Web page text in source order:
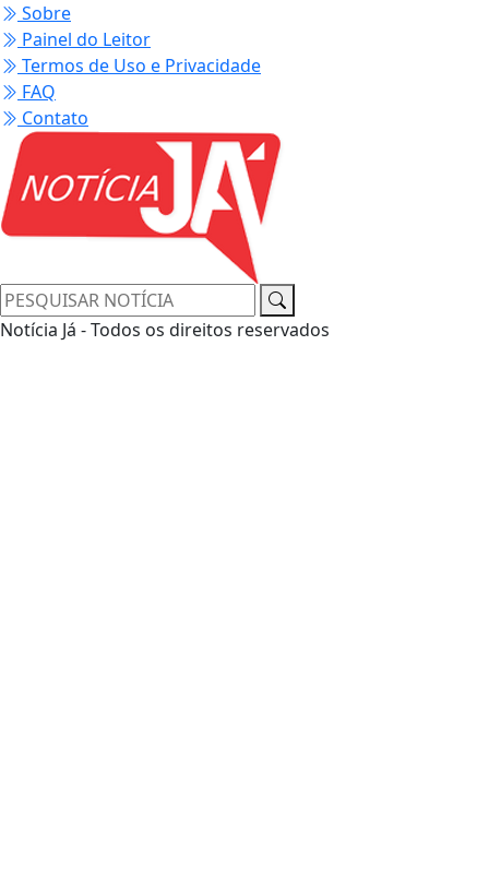
Sobre
Painel do Leitor
Termos de Uso e Privacidade
FAQ
Contato
Notícia Já - Todos os direitos reservados